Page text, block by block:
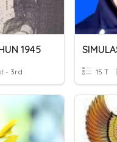
1945
- 3rd 15 T